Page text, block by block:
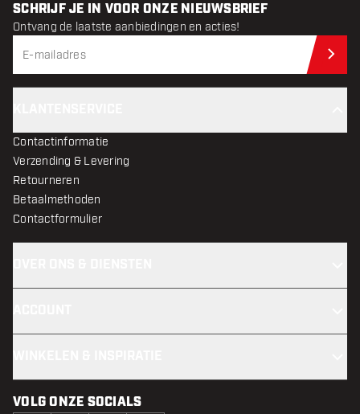
SCHRIJF JE IN VOOR ONZE NIEUWSBRIEF
Ontvang de laatste aanbiedingen en acties!
Contactinformatie
Verzending & Levering
Retourneren
Betaalmethoden
Contactformulier
VOLG ONZE SOCIALS